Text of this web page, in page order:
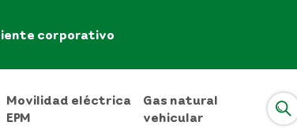
corporativo
Movilidad eléctrica
EPM
Gas natural
vehicular